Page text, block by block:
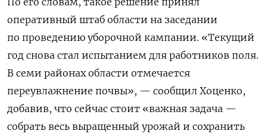
оперативный штаб области на заседании
по проведению уборочной кампании. «Текущий
год снова стал испытанием для работников поля.
В семи районах области отмечается
переувлажнение почвы», — сообщил Хоценко,
добавив, что сейчас стоит «важная задача —
собрать весь выращенный урожай и сохранить